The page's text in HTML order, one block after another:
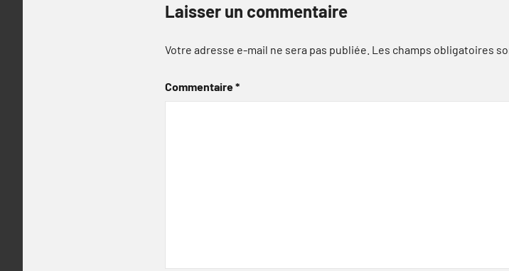
Laisser un commentaire
Votre adresse e-mail ne sera pas publiée. Les champs obligatoires
Commentaire*